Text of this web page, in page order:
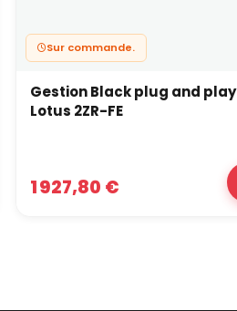
Sur commande.
Gestion Black plug and play
Lotus 2ZR-FE
1 927,80 €